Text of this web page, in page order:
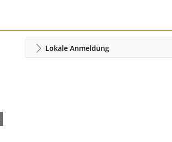
Lokale Anmeldung